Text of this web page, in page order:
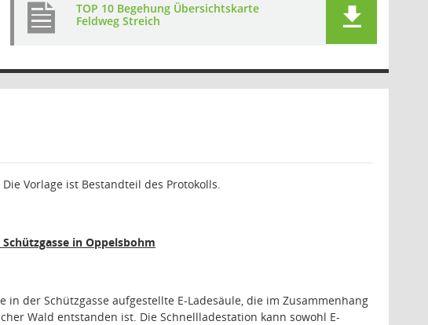
TOP 10 Begehung Übersichtskarte
Feldweg Streich
Vorlage ist Bestandteil des Protokolls.
in Oppelsbohm
der Schützgasse aufgestellte E-Ladesäule, die im Zusammenhang
Wald entstanden ist. Die Schnellladestation kann sowohl E-